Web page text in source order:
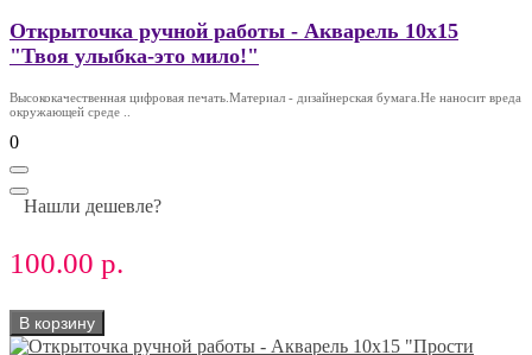
Открыточка ручной работы - Акварель 10х15
"Твоя улыбка-это мило!"
Высококачественная цифровая печать.Материал - дизайнерская бумага.Не наносит вреда
окружающей среде ..
0
Нашли дешевле?
100.00 р.
В корзину